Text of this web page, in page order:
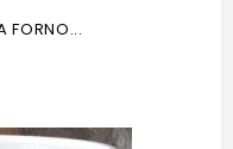
FORNO...